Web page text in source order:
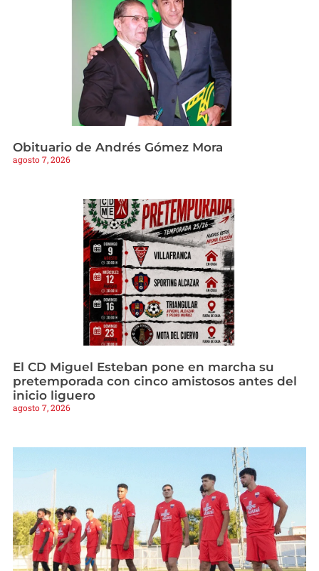
Obituario de Andrés Gómez Mora
agosto 7, 2026
El CD Miguel Esteban pone en marcha su
pretemporada con cinco amistosos antes del
inicio liguero
agosto 7, 2026